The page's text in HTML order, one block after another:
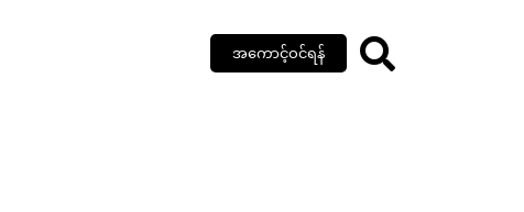
အကောင့်ဝင်ရန်